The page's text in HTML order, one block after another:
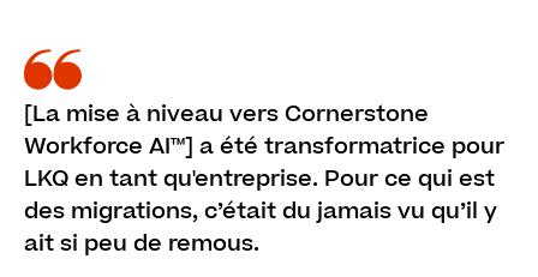
[La mise à niveau vers Cornerstone
Workforce AI™] a été transformatrice pour
LKQ en tant qu'entreprise. Pour ce qui est
des migrations, c’était du jamais vu qu’il y
ait si peu de remous.